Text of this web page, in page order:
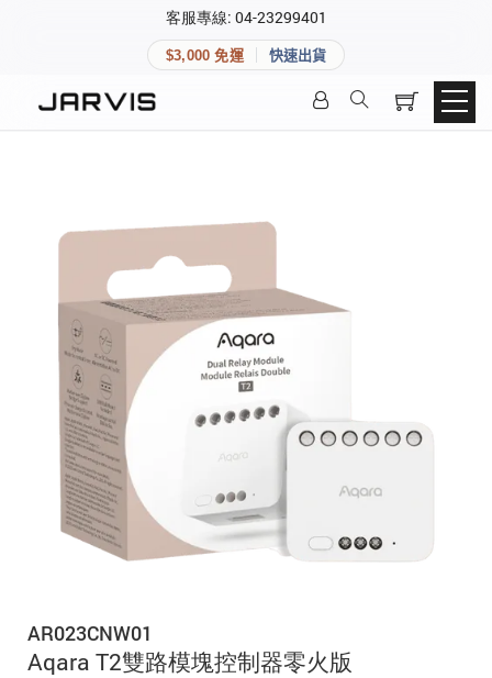
客服專線: 04-23299401
$3,000 免運 快速出貨
AR023CNW01
Aqara T2雙路模塊控制器零火版
快速連結
登入後可查看訂單、會員資料與收藏清單。
登入會員
建立新帳號
快速連結
追蹤我的訂單
會員資料管理
加入 JARVIS VIP